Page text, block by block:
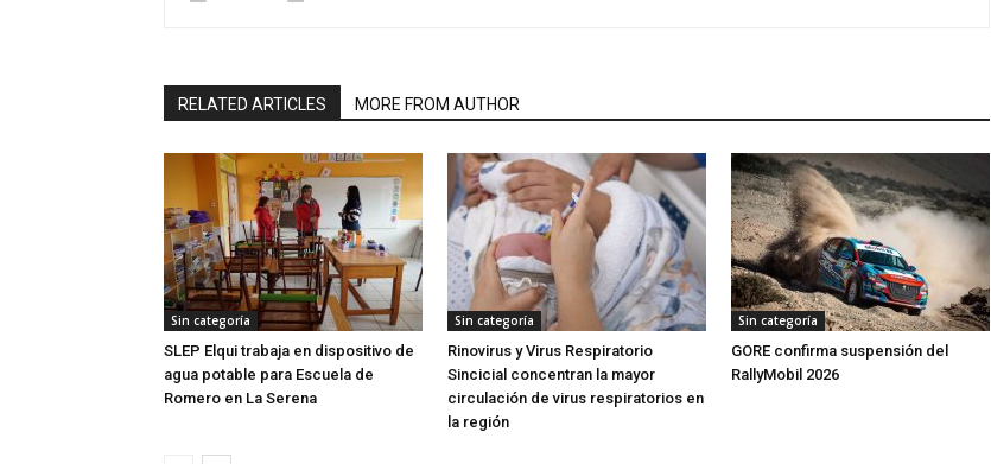
RELATED ARTICLES MORE FROM AUTHOR
Sin categoría
SLEP Elqui trabaja en dispositivo de
agua potable para Escuela de
Romero en La Serena
Sin categoría
Rinovirus y Virus Respiratorio
Sincicial concentran la mayor
circulación de virus respiratorios en
la región
Sin categoría
GORE confirma suspensión del
RallyMobil 2026